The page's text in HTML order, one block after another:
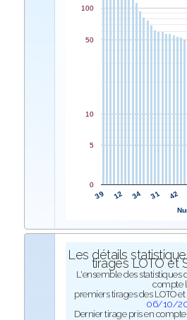
39 12 34 31 42
0
5
10
50
100
Les détails
tirages LOTO et
L'ensemble des statistiques
compte
premiers tirages des LOTO
06/10/
Dernier tirage pris en